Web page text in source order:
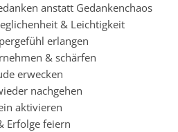
anstatt Gedankenchaos
& Leichtigkeit
erlangen
& schärfen
erwecken
nachgehen
aktivieren
Erfolge feiern